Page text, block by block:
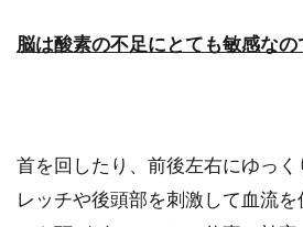
脳は酸素の不足にとても敏感なの
首を回したり、前後左右にゆっく
レッチや後頭部を刺激して血流